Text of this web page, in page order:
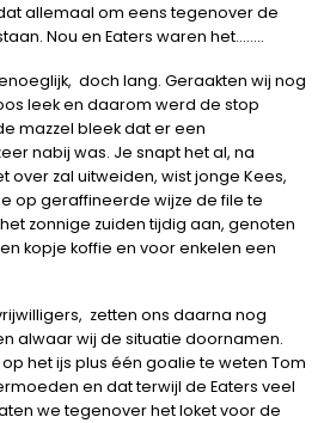
allemaal om eens tegenover de
Nou en Eaters waren het……..
doch lang. Geraakten wij nog
leek en daarom werd de stop
mazzel bleek dat er een
nabij was. Je snapt het al, na
over zal uitweiden, wist jonge Kees,
op geraffineerde wijze de file te
zonnige zuiden tijdig aan, genoten
kopje koffie en voor enkelen een
zetten ons daarna nog
alwaar wij de situatie doornamen.
het ijs plus één goalie te weten Tom
en dat terwijl de Eaters veel
we tegenover het loket voor de